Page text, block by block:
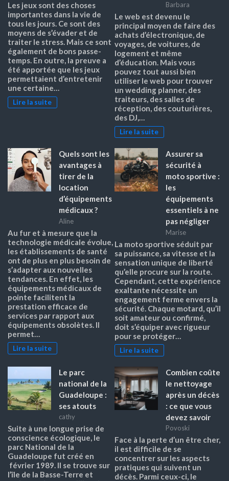
Les jeux sont des choses
importantes dans la vie de
tous les jours. Ce sont des
moyens de s’évader et de
traiter le stress. Mais ce sont
également de bons passe-
temps. En outre, la preuve a
été apportée que les jeux
permettaient d’entretenir
une certaine…
Lire la suite
Barbara
Le web est devenu le
principal moyen de faire des
achats d’électronique, de
voyages, de voitures, de
logement et même
d’éducation. Mais vous
pouvez tout aussi bien
utiliser le web pour trouver
un wedding planner, des
traiteurs, des salles de
réception, des couturières,
des DJ,…
Lire la suite
Quels sont les
avantages à
tirer de la
location
d’équipements
médicaux ?
Aline
Au fur et à mesure que la
technologie médicale évolue,
les établissements de santé
ont de plus en plus besoin de
s’adapter aux nouvelles
tendances. En effet, les
équipements médicaux de
pointe facilitent la
prestation efficace de
services par rapport aux
équipements obsolètes. Il
permet…
Lire la suite
Assurer sa
sécurité à
moto sportive :
les
équipements
essentiels à ne
pas négliger
Marise
La moto sportive séduit par
sa puissance, sa vitesse et la
sensation unique de liberté
qu’elle procure sur la route.
Cependant, cette expérience
exaltante nécessite un
engagement ferme envers la
sécurité. Chaque motard, qu’il
soit amateur ou confirmé,
doit s’équiper avec rigueur
pour se protéger…
Lire la suite
Le parc
national de la
Guadeloupe :
ses atouts
cathy
Suite à une longue prise de
conscience écologique, le
parc National de la
Guadeloupe fut créé en
février 1989. Il se trouve sur
l’île de la Basse-Terre et
Combien coûte
le nettoyage
après un décès
: ce que vous
devez savoir
Povoski
Face à la perte d’un être cher,
il est difficile de se
concentrer sur les aspects
pratiques qui suivent un
décès. Parmi ceux-ci, le